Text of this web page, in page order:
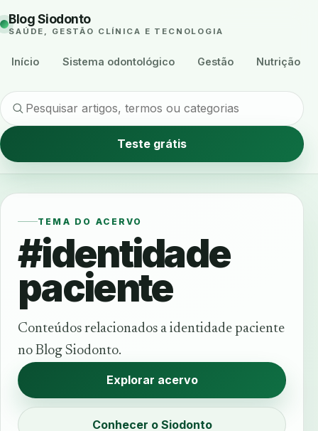
Blog Siodonto
SAÚDE, GESTÃO CLÍNICA E TECNOLOGIA
Início Sistema odontológico Gestão Nutrição
Teste grátis
TEMA DO ACERVO
#identidade
paciente
Conteúdos relacionados a identidade paciente
no Blog Siodonto.
Explorar acervo
Conhecer o Siodonto